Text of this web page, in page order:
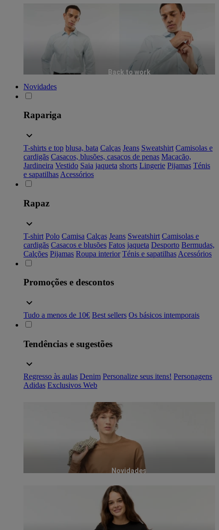
Back to work
Novidades
Rapariga
T-shirts e top blusa, bata Calças Jeans Sweatshirt Camisolas e
cardigãs Casacos, blusões, casacos de penas Macacão,
Jardineira Vestido Saia jaqueta shorts Lingerie Pijamas Ténis
e sapatilhas Acessórios
Rapaz
T-shirt Polo Camisa Calças Jeans Sweatshirt Camisolas e
cardigãs Casacos e blusões Fatos jaqueta Desporto Bermudas,
Calções Pijamas Roupa interior Ténis e sapatilhas Acessórios
Promoções e descontos
Tudo a menos de 10€ Best sellers Os básicos intemporais
Tendências e sugestões
Regresso às aulas Denim Personalize seus itens! Personagens
Adidas Exclusivos Web
Novidades